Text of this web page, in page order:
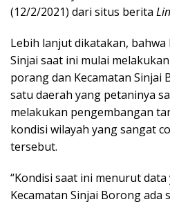
(12/2/2021) dari situs berita
Lebih lanjut dikatakan,
Sinjai saat ini mulai
porang dan Kecamatan Sinjai
satu daerah yang petaninya
melakukan pengembangan
kondisi wilayah yang sangat
tersebut.
“Kondisi saat ini menurut
Kecamatan Sinjai Borong ada